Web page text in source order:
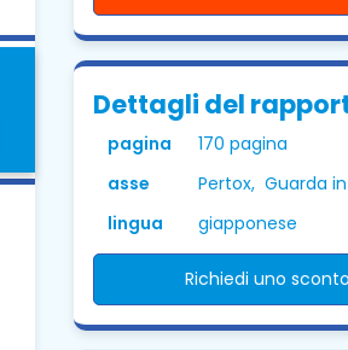
Dettagli del
pagina
170 pagina
asse
Pertox, Guarda
lingua
giapponese
Richiedi uno sconto